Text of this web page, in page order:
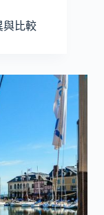
與比較